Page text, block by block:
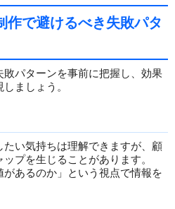
作で避けるべき失敗パタ
パターンを事前に把握し、効果
ましょう。
い気持ちは理解できますが、顧
プを生じることがあります。
あるのか」という視点で情報を